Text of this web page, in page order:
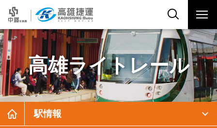
高雄ライトレール
駅情報